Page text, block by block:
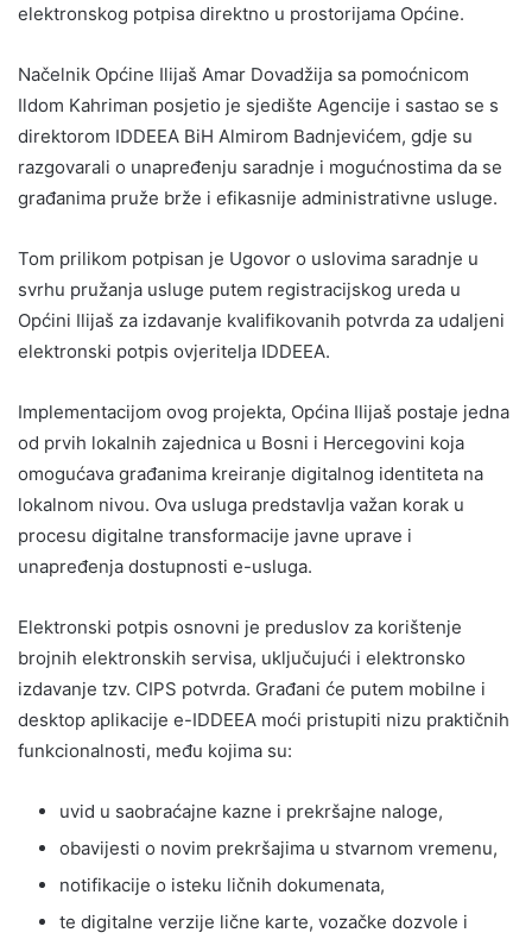
elektronskog potpisa direktno u prostorijama Općine.
Načelnik Općine Ilijaš Amar Dovadžija sa pomoćnicom
Ildom Kahriman posjetio je sjedište Agencije i sastao se s
direktorom IDDEEA BiH Almirom Badnjevićem, gdje su
razgovarali o unapređenju saradnje i mogućnostima da se
građanima pruže brže i efikasnije administrativne usluge.
Tom prilikom potpisan je Ugovor o uslovima saradnje u
svrhu pružanja usluge putem registracijskog ureda u
Općini Ilijaš za izdavanje kvalifikovanih potvrda za udaljeni
elektronski potpis ovjeritelja IDDEEA.
Implementacijom ovog projekta, Općina Ilijaš postaje jedna
od prvih lokalnih zajednica u Bosni i Hercegovini koja
omogućava građanima kreiranje digitalnog identiteta na
lokalnom nivou. Ova usluga predstavlja važan korak u
procesu digitalne transformacije javne uprave i
unapređenja dostupnosti e-usluga.
Elektronski potpis osnovni je preduslov za korištenje
brojnih elektronskih servisa, uključujući i elektronsko
izdavanje tzv. CIPS potvrda. Građani će putem mobilne i
desktop aplikacije e-IDDEEA moći pristupiti nizu praktičnih
funkcionalnosti, među kojima su:
uvid u saobraćajne kazne i prekršajne naloge,
obavijesti o novim prekršajima u stvarnom vremenu,
notifikacije o isteku ličnih dokumenata,
te digitalne verzije lične karte, vozačke dozvole i